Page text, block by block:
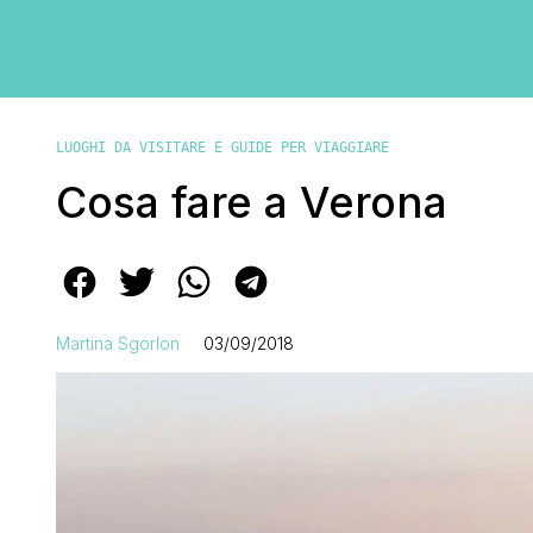
LUOGHI DA VISITARE E GUIDE PER VIAGGIARE
Cosa fare a Verona
Martina Sgorlon 03/09/2018